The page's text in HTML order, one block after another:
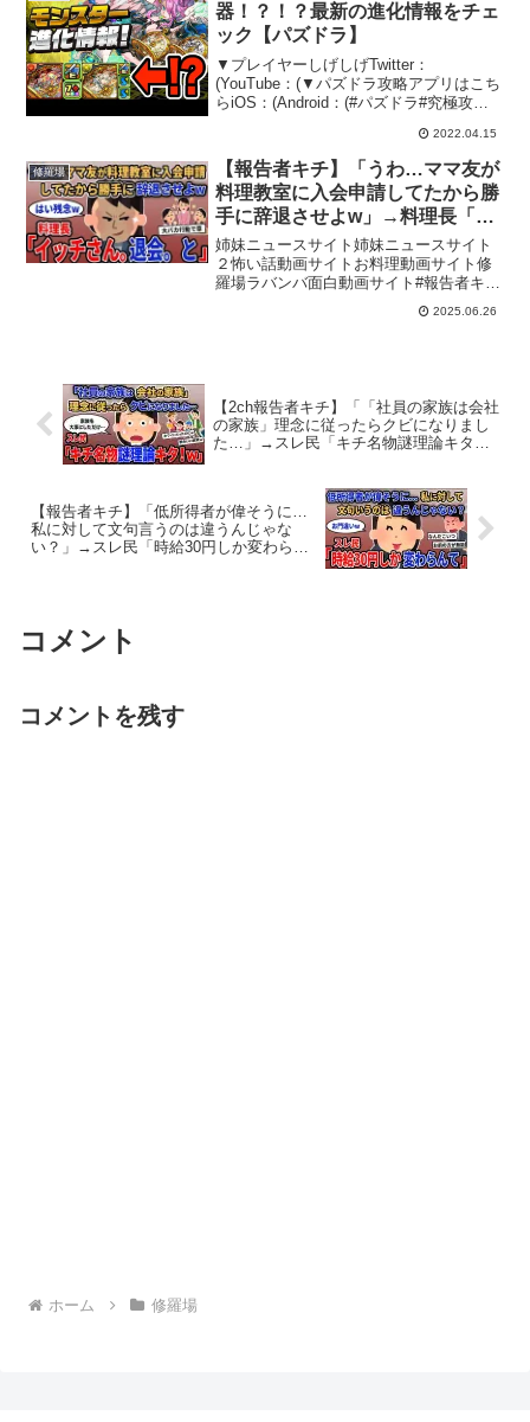
器！？！？最新の進化情報をチェ
ック【パズドラ】
▼プレイヤーしげしげTwitter：
(YouTube：(▼パズドラ攻略アプリはこち
らiOS：(Android：(#パズドラ#究極攻略
2022.04.15
修羅場
【報告者キチ】「うわ…ママ友が
料理教室に入会申請してたから勝
手に辞退させよw」→料理長「イ
ッチさん。退会。と」【2chゆっ
くり解説】
姉妹ニュースサイト姉妹ニュースサイト
２怖い話動画サイトお料理動画サイト修
羅場ラバンバ面白動画サイト#報告者キチ
#2ch #2ちゃんねる↓チャンネル登録よろ
しくお願いします↓ @2ch-mj4nd1話目
2025.06.26
【2ch報告者キチ】「「社員の家族は会社
の家族」理念に従ったらクビになりまし
た…」→スレ民「キチ名物謎理論キタ！
【報告者キチ】「低所得者が偉そうに…
私に対して文句言うのは違うんじゃな
い？」→スレ民「時給30円しか変わらん
コメント
コメントを残す
ホーム 修羅場